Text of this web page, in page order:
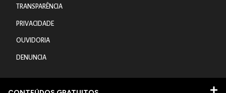
TRANSPARÊNCIA
PRIVACIDADE
OUVIDORIA
DENUNCIA